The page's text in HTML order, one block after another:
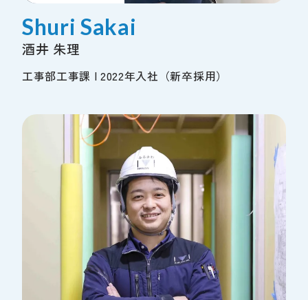
Shuri Sakai
酒井 朱理
工事部工事課 | 2022年入社（新卒採用）